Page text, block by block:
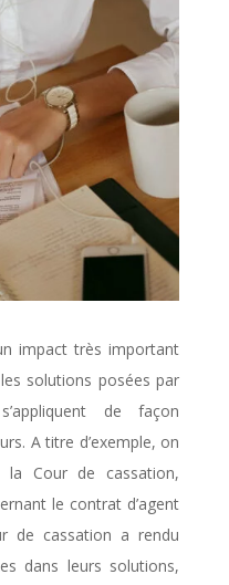
impact très important
solutions posées par
de façon
A titre d’exemple, on
Cour de cassation,
le contrat d’agent
de cassation a rendu
dans leurs solutions,